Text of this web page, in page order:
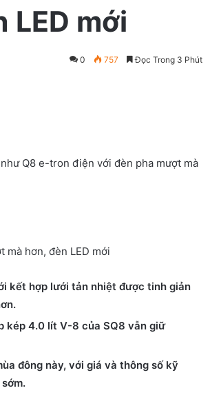
mới
0 757 Đọc Trong 3 Phút
Q8 e-tron điện với đèn pha mượt mà
mà hơn, đèn LED mới
kết hợp lưới tản nhiệt được tinh giản
kép 4.0 lít V-8 của SQ8 vẫn giữ
đông này, với giá và thông số kỹ